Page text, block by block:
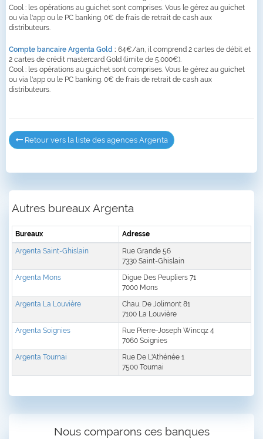
Cool : les opérations au guichet sont comprises. Vous le gérez au guichet
ou via l'app ou le PC banking. 0€ de frais de retrait de cash aux
distributeurs.
Compte bancaire Argenta Gold : 64€/an, il comprend 2 cartes de débit et
2 cartes de crédit mastercard Gold (limite de 5.000€).
Cool : les opérations au guichet sont comprises. Vous le gérez au guichet
ou via l'app ou le PC banking. 0€ de frais de retrait de cash aux
distributeurs.
Retour vers la liste des agences Argenta
Autres bureaux Argenta
Bureaux Adresse
Argenta Saint-Ghislain
Rue Grande 56
7330 Saint-Ghislain
Argenta Mons
Digue Des Peupliers 71
7000 Mons
Argenta La Louvière
Chau. De Jolimont 81
7100 La Louvière
Argenta Soignies
Rue Pierre-Joseph Wincqz 4
7060 Soignies
Argenta Tournai
Rue De L'Athénée 1
7500 Tournai
Nous comparons ces banques